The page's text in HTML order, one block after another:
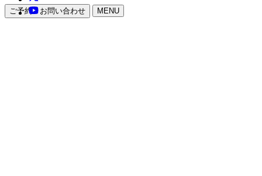
ご予約・お問い合わせ MENU